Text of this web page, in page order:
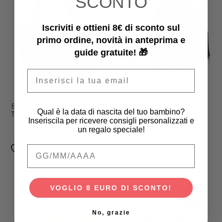
Borsa Cambio con Fasciatoio -
Trapuntata - Nera - 26 L - Fatto
con Bottiglie di Plastica
Cocoa - con Fasciatoio
-15%
Iscriviti e ottieni 8€ di sconto sul
primo ordine, novità in anteprima e
guide gratuite! 🎁
Qual è la data di nascita del tuo bambino?
Inseriscila per ricevere consigli personalizzati e
un regalo speciale!
VOGLIO 8 EURO DI SCONTO!
No, grazie